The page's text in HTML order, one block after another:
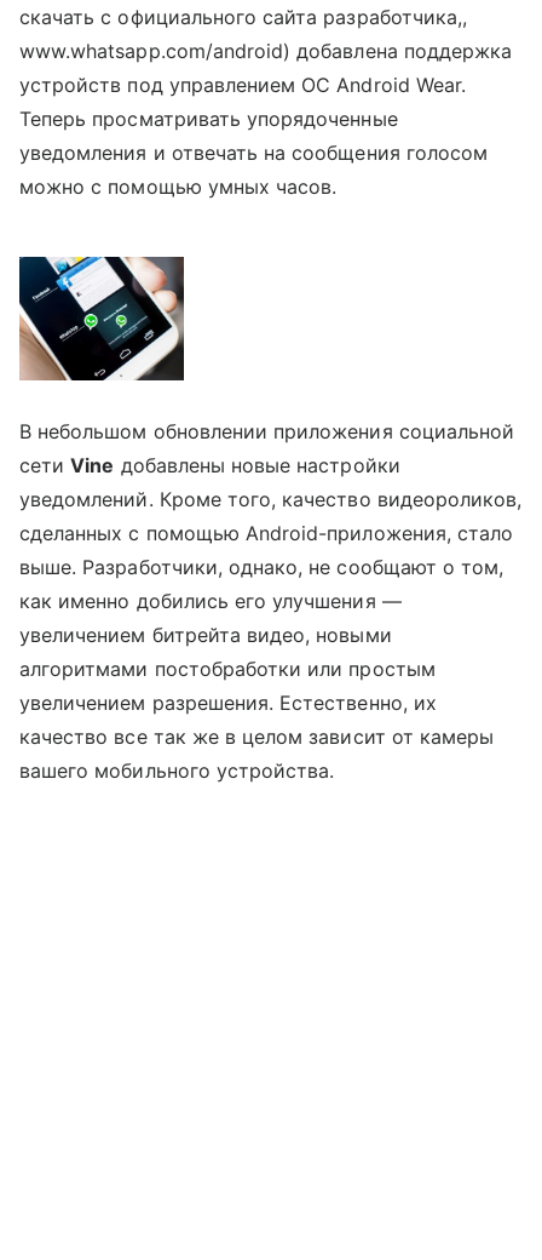
скачать с официального сайта разработчика,,
www.whatsapp.com/android) добавлена поддержка
устройств под управлением ОС Android Wear.
Теперь просматривать упорядоченные
уведомления и отвечать на сообщения голосом
можно с помощью умных часов.
В небольшом обновлении приложения социальной
сетиVine добавлены новые настройки
уведомлений. Кроме того, качество видеороликов,
сделанных с помощью Android-приложения, стало
выше. Разработчики, однако, не сообщают о том,
как именно добились его улучшения —
увеличением битрейта видео, новыми
алгоритмами постобработки или простым
увеличением разрешения. Естественно, их
качество все так же в целом зависит от камеры
вашего мобильного устройства.